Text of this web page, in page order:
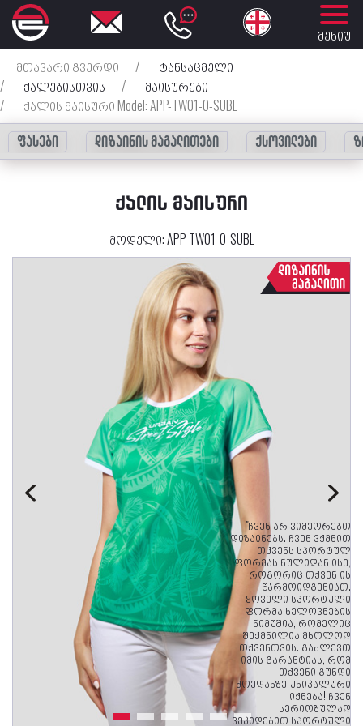
მენიუ
მთავარი გვერდი
/
ტანსაცმელი
/
ქალებისთვის /
მაისურები
/
ქალის მაისური Model: APP-TW01-0-SUBL
ფასები
დიზაინის მაგალითები ქსოვილები
ᲥᲐᲚᲘᲡ ᲛᲐᲘᲡᲣᲠᲘ
მოდელი:APP-TW01-0-SUBL
"ჩვენ არ ვიმეორებთ
დიზაინებს. ჩვენ ვქმნით
თქვენს სპორტულ
ფორმას ნულიდან ისე,
როგორიც თქვენ ის
წარმოიდგენიათ.
ყოველი სპორტული
ფორმა ხელოვნების
ნიმუშია, რომელიც
შექმნილია მხოლოდ
თქვენთვის. გაძლევთ
იმის გარანტიას, რომ
თქვენი გუნდი
მოედანზე უნიკალური
იქნება! ჩვენ
სერიოზულად
ვეკიდებით სპორტული